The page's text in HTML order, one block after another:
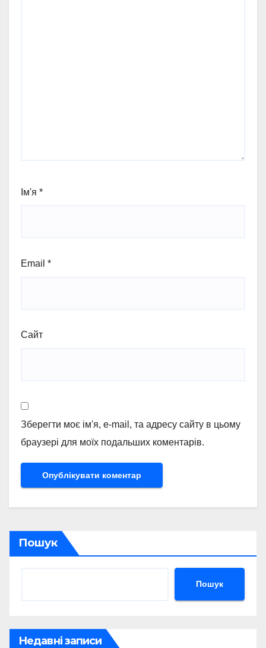
Ім'я *
Email *
Сайт
Зберегти моє ім'я, e-mail, та адресу сайту в цьому
браузері для моїх подальших коментарів.
Пошук
Пошук
Недавні записи